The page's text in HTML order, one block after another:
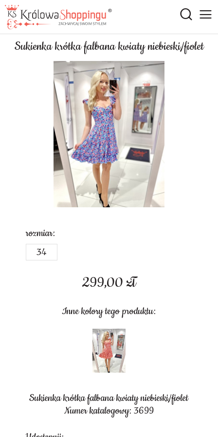
Sukienka krótka falbana kwiaty niebieski/fiolet
299,00 zł
Inne kolory tego produktu:
rozmiar:
34
Sukienka krótka falbana kwiaty niebieski/fiolet
Numer katalogowy: 3699